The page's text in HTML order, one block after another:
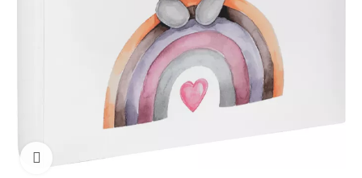
Clique pour élargir